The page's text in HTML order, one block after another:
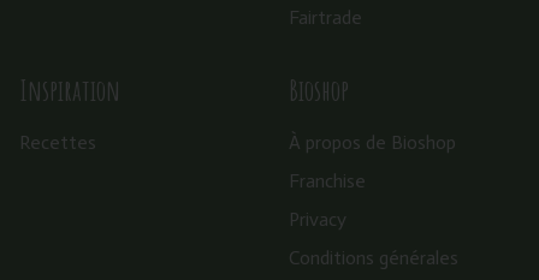
Fairtrade
Inspiration
Recettes
Bioshop
À propos de Bioshop
Franchise
Privacy
Conditions générales